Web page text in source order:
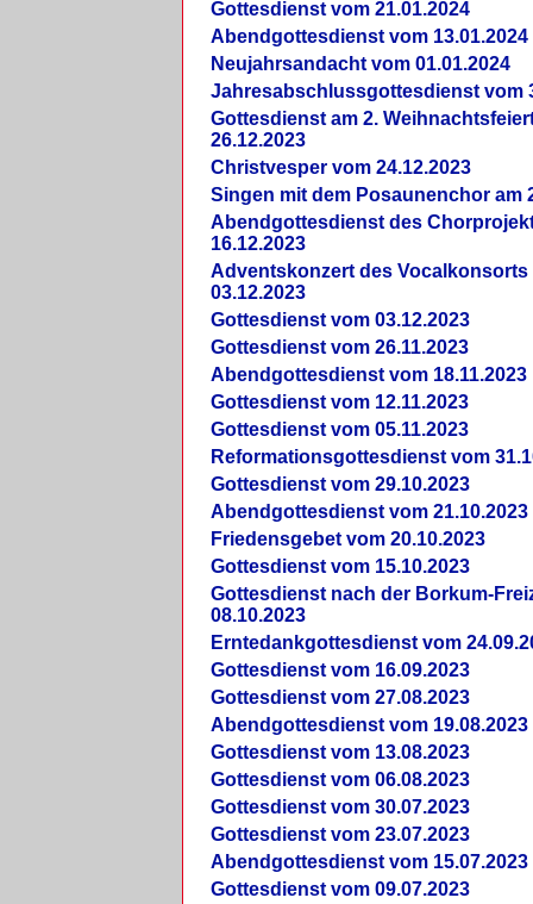
Gottesdienst vom 21.01.2024
Abendgottesdienst vom 13.01.2024
Neujahrsandacht vom 01.01.2024
Jahresabschlussgottesdienst vom
Gottesdienst am 2.
26.12.2023
Christvesper vom 24.12.2023
Singen mit dem Posaunenchor am
Abendgottesdienst des
16.12.2023
Adventskonzert des Vocalkonsorts
03.12.2023
Gottesdienst vom 03.12.2023
Gottesdienst vom 26.11.2023
Abendgottesdienst vom 18.11.2023
Gottesdienst vom 12.11.2023
Gottesdienst vom 05.11.2023
Reformationsgottesdienst vom
Gottesdienst vom 29.10.2023
Abendgottesdienst vom 21.10.2023
Friedensgebet vom 20.10.2023
Gottesdienst vom 15.10.2023
Gottesdienst nach der Borkum-
08.10.2023
Erntedankgottesdienst vom
Gottesdienst vom 16.09.2023
Gottesdienst vom 27.08.2023
Abendgottesdienst vom 19.08.2023
Gottesdienst vom 13.08.2023
Gottesdienst vom 06.08.2023
Gottesdienst vom 30.07.2023
Gottesdienst vom 23.07.2023
Abendgottesdienst vom 15.07.2023
Gottesdienst vom 09.07.2023